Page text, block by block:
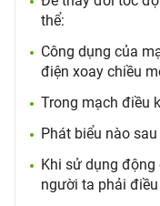
thể:
Công dụng của
điện xoay chiều
Trong mạch điều
Phát biểu nào
Khi sử dụng động
người ta phải